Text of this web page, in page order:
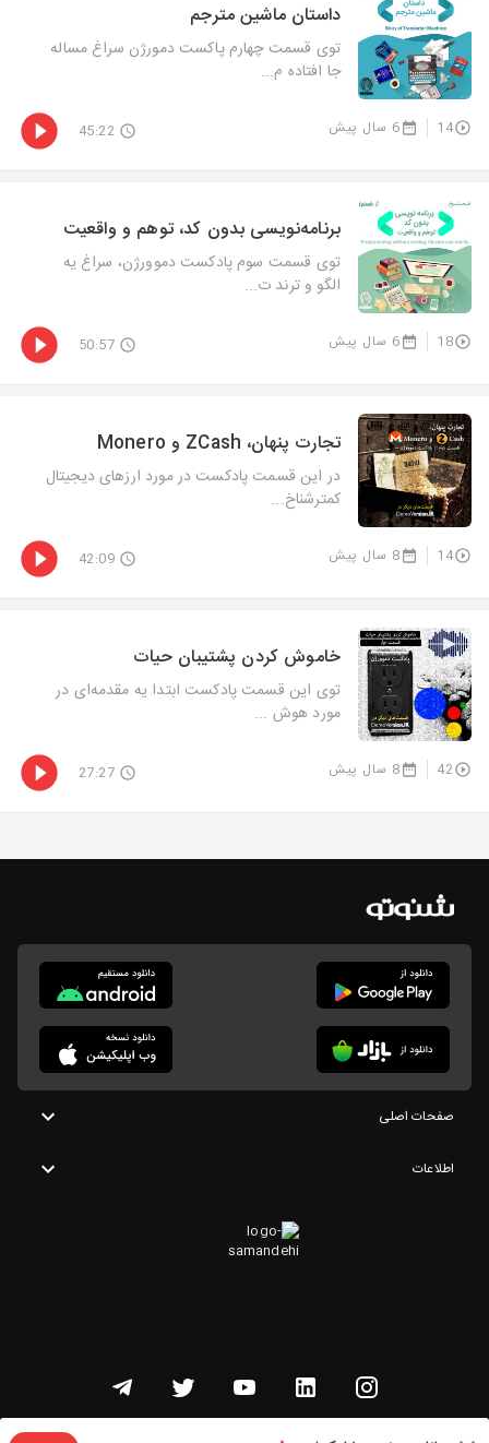
داستان ماشین مترجم
توی قسمت چهارم پاکست دمورژن سراغ مساله
جا افتاده م...
14 6 سال پیش 45:22
برنامه‌نویسی بدون کد، توهم و واقعیت
توی قسمت سوم پادکست دموورژن، سراغ یه
الگو و ترند ت...
18 6 سال پیش 50:57
تجارت پنهان، ZCash و Monero
در این قسمت پادکست در مورد ارزهای دیجیتال
کمترشناخ...
14 8 سال پیش 42:09
خاموش کردن پشتیبان حیات
توی این قسمت پادکست ابتدا یه مقدمه‌ای در
مورد هوش ...
42 8 سال پیش 27:27
صفحات اصلی
اطلاعات
تمامی حقوق این وبسایت متعلق به شنوتو است